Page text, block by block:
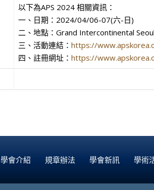
以下為APS 2024 相關資訊：
一、日期：2024/04/06-07(六-日)
二、地點：Grand Intercontinental
三、活動連結： https://
四、註冊網址： https://
學會介紹 規章辦法 學會新訊 學術